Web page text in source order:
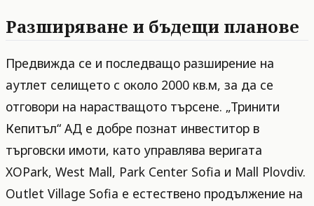
Разширяване и бъдещи планове
Предвижда се и последващо разширение на
аутлет селището с около 2000 кв.м, за да се
отговори на нарастващото търсене. „Тринити
Кепитъл“ АД е добре познат инвеститор в
търговски имоти, като управлява веригата
XOPark, West Mall, Park Center Sofia и Mall Plovdiv.
Outlet Village Sofia е естествено продължение на